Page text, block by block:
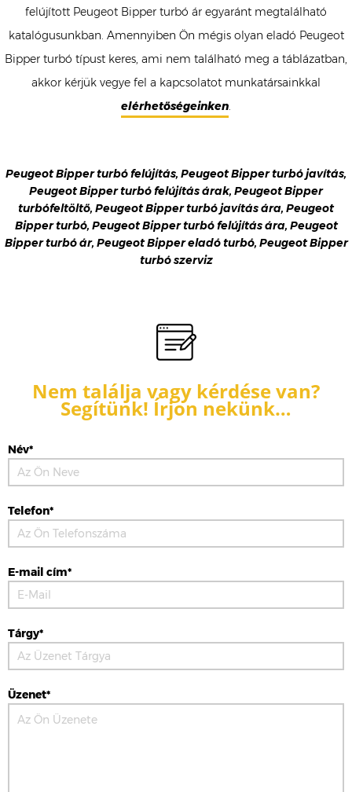
felújított Peugeot Bipper turbó ár egyaránt megtalálható
katalógusunkban. Amennyiben Ön mégis olyan eladó Peugeot
Bipper turbó típust keres, ami nem található meg a táblázatban,
akkor kérjük vegye fel a kapcsolatot munkatársainkkal
elérhetőségeinken.
Peugeot Bipper turbó felújítás, Peugeot Bipper turbó javítás,
Peugeot Bipper turbó felújítás árak, Peugeot Bipper
turbófeltöltő, Peugeot Bipper turbó javítás ára, Peugeot
Bipper turbó, Peugeot Bipper turbó felújítás ára, Peugeot
Bipper turbó ár, Peugeot Bipper eladó turbó, Peugeot Bipper
turbó szerviz
Nem találja vagy kérdése van?
Segítünk! Írjon nekünk…
Név*
Telefon*
E-mail cím*
Tárgy*
Üzenet*